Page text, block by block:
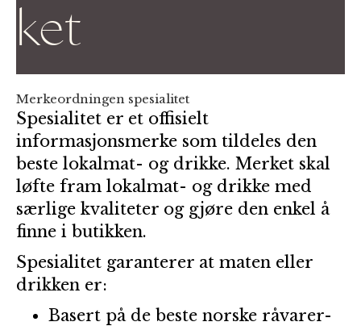
ket
Merkeordningen spesialitet
Spesialitet er et offisielt
informasjonsmerke som tildeles den
beste lokalmat- og drikke. Merket skal
løfte fram lokalmat- og drikke med
særlige kvaliteter og gjøre den enkel å
finne i butikken.
Spesialitet garanterer at maten eller
drikken er:
Basert på de beste norske råvarer-